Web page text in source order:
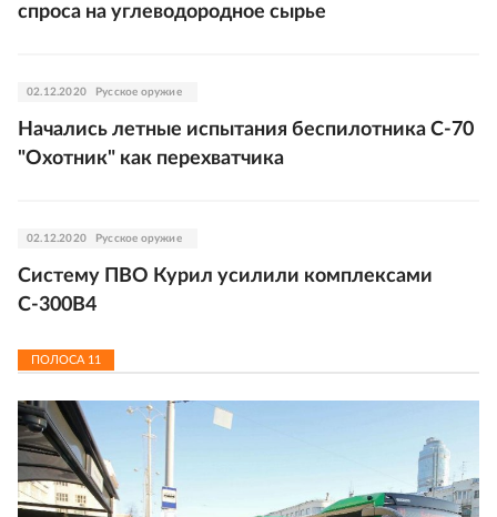
спроса на углеводородное сырье
02.12.2020 Русское оружие
Начались летные испытания беспилотника С-70
"Охотник" как перехватчика
02.12.2020 Русское оружие
Систему ПВО Курил усилили комплексами
С-300В4
ПОЛОСА 11